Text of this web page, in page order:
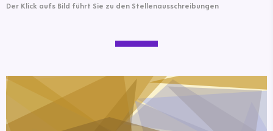
Der Klick aufs Bild führt Sie zu den Stellenausschreibungen